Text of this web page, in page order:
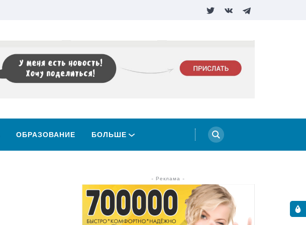
ОБРАЗОВАНИЕ БОЛЬШЕ
- Реклама -